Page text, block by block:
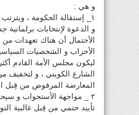
و هي :
١_ إستقالة الحكومة ،
و الدعوة لإنتخابات برلمانية
الأحتمال أن هناك تعهدات
الأحزاب و الشخصيات
ليكون مجلس الأمة القادم
الشارع الكويتي ، و لتخفيف
المعارضة المرفوض من قِبل
٢ _ مواجهة الأستجواب و
تأييد حتمي من قِبل غالبية